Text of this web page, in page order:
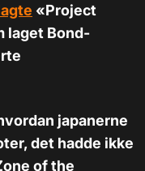
«Project
laget Bond-
japanerne
det hadde ikke
of the